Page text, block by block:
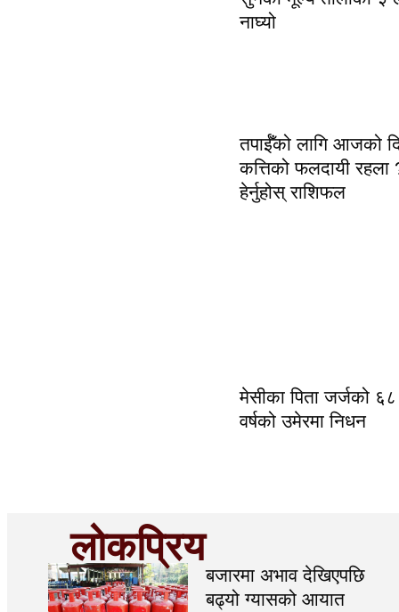
नाघ्यो
तपाईँको लागि आजको
कत्तिको फलदायी रहला
हेर्नुहोस् राशिफल
मेसीका पिता जर्जको ६८
वर्षको उमेरमा निधन
लोकप्रिय
बजारमा अभाव देखिएपछि
बढ्यो ग्यासको आयात